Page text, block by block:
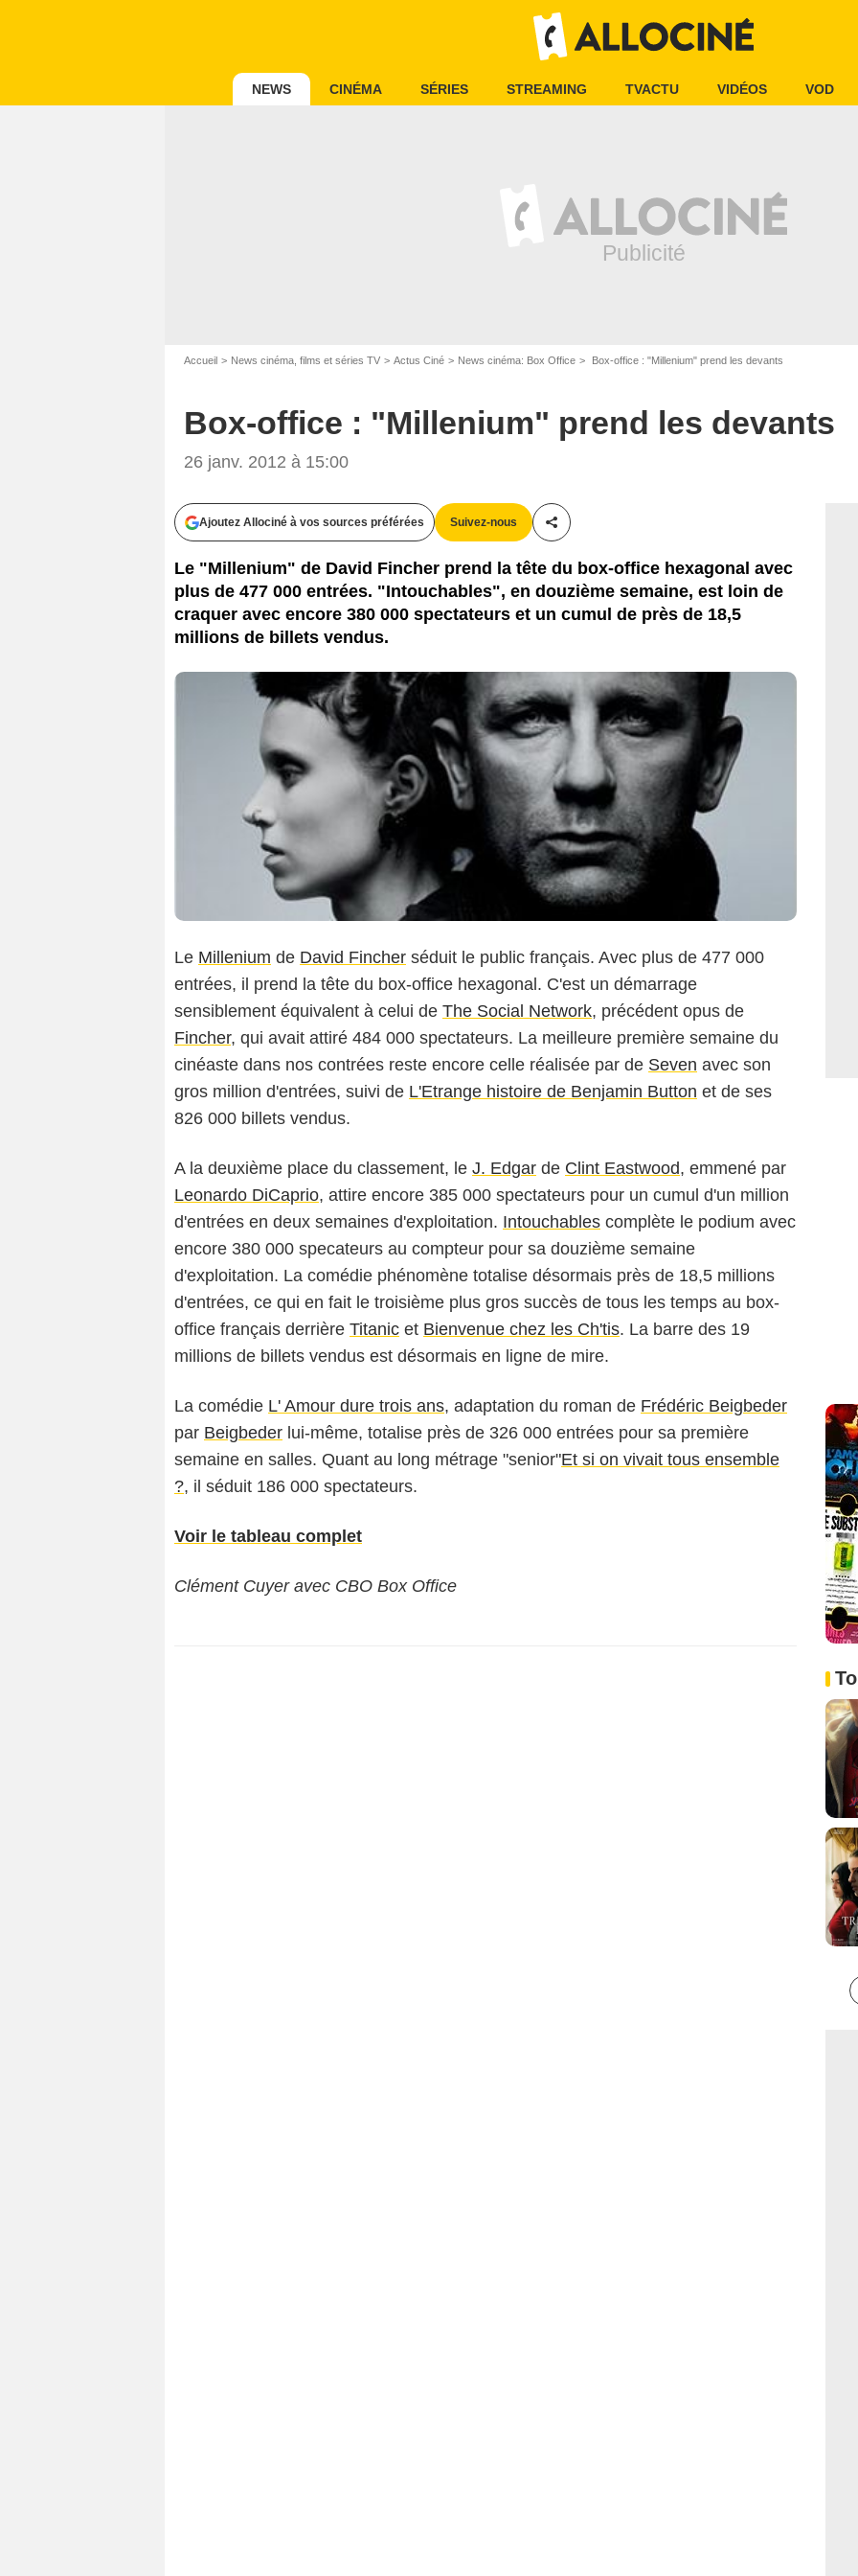
NEWS CINÉMA SÉRIES STREAMING TVACTU VIDÉOS VOD
Accueil News cinéma, films et séries TV Actus Ciné News cinéma: Box Office Box-office : "Millenium" prend les devants
Box-office : "Millenium" prend les devants
26 janv. 2012 à 15:00
Ajoutez Allociné à vos sources préférées Suivez-nous
Partager cet article
Le "Millenium" de David Fincher prend la tête du box-office hexagonal avec
plus de 477 000 entrées. "Intouchables", en douzième semaine, est loin de
craquer avec encore 380 000 spectateurs et un cumul de près de 18,5
millions de billets vendus.
Le Millenium de David Fincher séduit le public français. Avec plus de 477 000
entrées, il prend la tête du box-office hexagonal. C'est un démarrage
sensiblement équivalent à celui de The Social Network, précédent opus de
Fincher, qui avait attiré 484 000 spectateurs. La meilleure première semaine du
cinéaste dans nos contrées reste encore celle réalisée par de Seven avec son
gros million d'entrées, suivi de L'Etrange histoire de Benjamin Button et de ses
826 000 billets vendus.
A la deuxième place du classement, le J. Edgar de Clint Eastwood, emmené par
Leonardo DiCaprio, attire encore 385 000 spectateurs pour un cumul d'un million
d'entrées en deux semaines d'exploitation. Intouchables complète le podium avec
encore 380 000 specateurs au compteur pour sa douzième semaine
d'exploitation. La comédie phénomène totalise désormais près de 18,5 millions
d'entrées, ce qui en fait le troisième plus gros succès de tous les temps au box-
office français derrière Titanic et Bienvenue chez les Ch'tis. La barre des 19
millions de billets vendus est désormais en ligne de mire.
La comédie L' Amour dure trois ans, adaptation du roman de Frédéric Beigbeder
par Beigbeder lui-même, totalise près de 326 000 entrées pour sa première
semaine en salles. Quant au long métrage "senior"Et si on vivait tous ensemble
?, il séduit 186 000 spectateurs.
Voir le tableau complet
Clément Cuyer avec CBO Box Office